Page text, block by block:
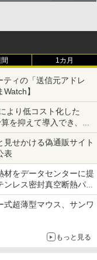
1カ月
ィの「送信元アドレ
】
より低コスト化した
を抑えて導入でき、
せかける偽通販サイト
表
材をデータセンターに提
レス密封真空断熱パネ
超薄型マウス、サンワ
もっと見る